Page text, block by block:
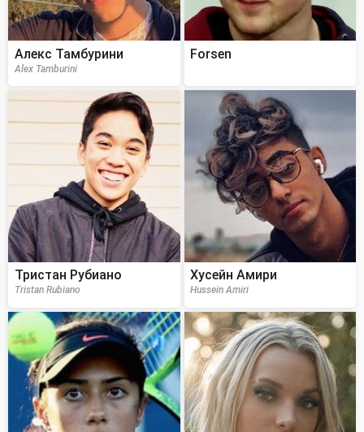
Алекс Тамбурини
Alex Tamburini
Forsen
Тристан Рубиано
Tristan Rubiano
Хусейн Амири
Hussein Amiri